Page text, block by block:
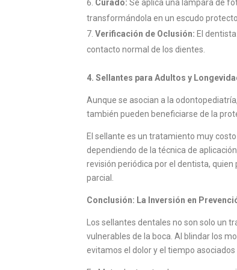
Curado: Se aplica una lámpara de
transformándola en un escudo
Verificación de Oclusión: El
contacto normal de los dientes.
4. Sellantes para Adultos y
Aunque se asocian a la
también pueden beneficiarse de la
El sellante es un tratamiento muy
dependiendo de la técnica de
revisión periódica por el dentista,
parcial.
Conclusión: La Inversión en
Los sellantes dentales no son solo un
vulnerables de la boca. Al blindar los
evitamos el dolor y el tiempo